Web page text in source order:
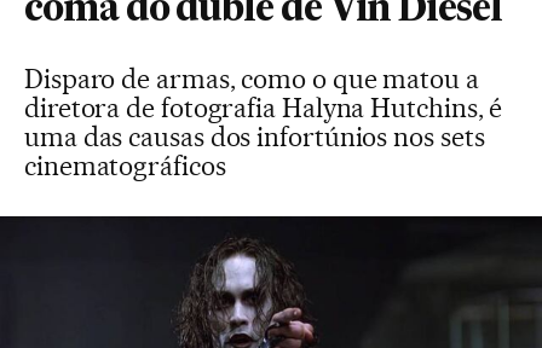
coma do dublê de Vin Diesel
Disparo de armas, como o que matou a
diretora de fotografia Halyna Hutchins, é
uma das causas dos infortúnios nos sets
cinematográficos